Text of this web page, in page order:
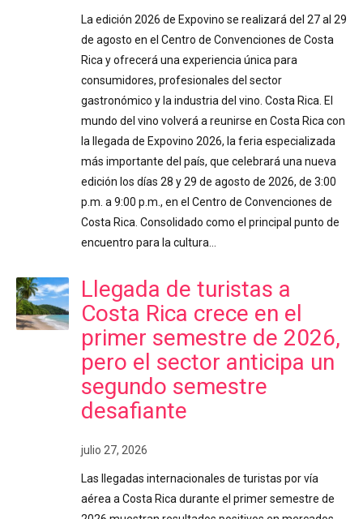
La edición 2026 de Expovino se realizará del 27 al 29
de agosto en el Centro de Convenciones de Costa
Rica y ofrecerá una experiencia única para
consumidores, profesionales del sector
gastronómico y la industria del vino. Costa Rica. El
mundo del vino volverá a reunirse en Costa Rica con
la llegada de Expovino 2026, la feria especializada
más importante del país, que celebrará una nueva
edición los días 28 y 29 de agosto de 2026, de 3:00
p.m. a 9:00 p.m., en el Centro de Convenciones de
Costa Rica. Consolidado como el principal punto de
encuentro para la cultura…
Llegada de turistas a
Costa Rica crece en el
primer semestre de 2026,
pero el sector anticipa un
segundo semestre
desafiante
julio 27, 2026
Las llegadas internacionales de turistas por vía
aérea a Costa Rica durante el primer semestre de